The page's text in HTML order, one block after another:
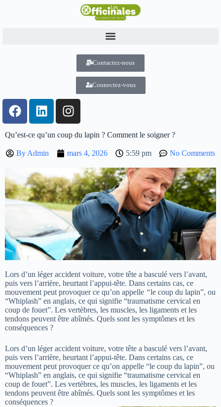
Contactez-nous
Connectez-vous
Qu’est-ce qu’un coup du lapin ? Comment le soigner ?
By Admin mars 4, 2026 5:59 pm No Comments
Lors d’un léger accident voiture, votre tête a basculé vers l’avant,
puis vers l’arrière, heurtant l’appui-tête. Dans certains cas, ce
mouvement peut provoquer ce qu’on appelle “le coup du lapin”, ou
“Whiplash” en anglais, ce qui signifie “traumatisme cervical en
coup de fouet”. Les vertèbres, les muscles, les ligaments et les
tendons peuvent être abîmés. Quels sont les symptômes et les
conséquences ?
Lors d’un léger accident voiture, votre tête a basculé vers l’avant,
puis vers l’arrière, heurtant l’appui-tête. Dans certains cas, ce
mouvement peut provoquer ce qu’on appelle “le coup du lapin”, ou
“Whiplash” en anglais, ce qui signifie “traumatisme cervical en
coup de fouet”. Les vertèbres, les muscles, les ligaments et les
tendons peuvent être abîmés. Quels sont les symptômes et les
conséquences ?